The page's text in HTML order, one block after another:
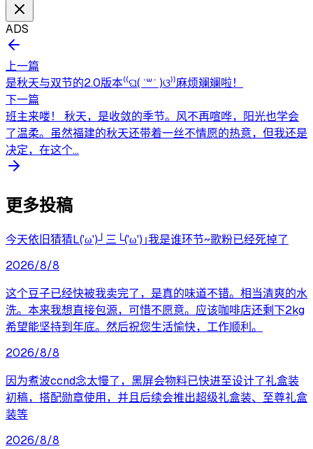
ADS
上一篇
是秋天与双节的2.0版本⁽⁽ଘ( ˙꒳˙ )ଓ⁾⁾麻烦斓斓啦！
下一篇
班主来喽！ 秋天，是收敛的季节。风不再喧哗，阳光也学会
了温柔。虽然福建的秋天还带着一丝不情愿的热意，但我还是
决定，在这个...
更多投稿
今天依旧猜猜L('ω')┘三└('ω')｣我是谁环节~歌粉已经死掉了
2026/8/8
这个豆子已经快被我卖完了，是真的味道不错。相当清爽的水
洗。本来我想直接包源，可惜不愿意。应该咖啡店还剩下2kg
希望能坚持到年底。然后祝您生活愉快，工作顺利。
2026/8/8
因为煮波ccnd念太慢了，黑屏会物料已快进至设计了礼盒装
初稿，搭配勋章使用，并且后续会推出超级礼盒装、至尊礼盒
装等
2026/8/8